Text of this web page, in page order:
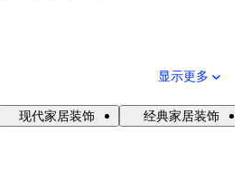
显示更多
现代家居装饰 经典家居装饰